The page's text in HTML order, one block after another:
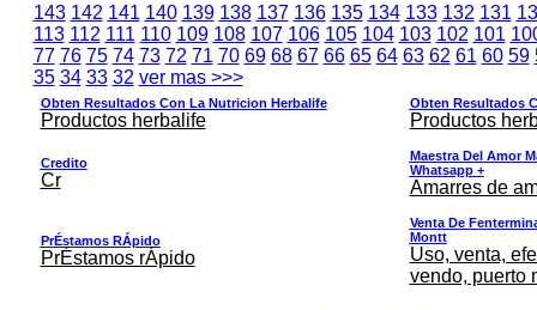
143 142 141 140 139 138 137 136 135 134 133 132 131
113 112 111 110 109 108 107 106 105 104 103 102 101
77 76 75 74 73 72 71 70 69 68 67 66 65 64 63 62 61 60 59
35 34 33 32 ver mas >>>
Obten Resultados Con La Nutricion Herbalife
Productos herbalife
Obten Resultados
Productos
Credito
Cr
Maestra Del Amor
Whatsapp +
Amarres de
PrÉstamos RÁpido
PrÉstamos rÁpido
Venta De
Montt
Uso, venta,
vendo, puerto